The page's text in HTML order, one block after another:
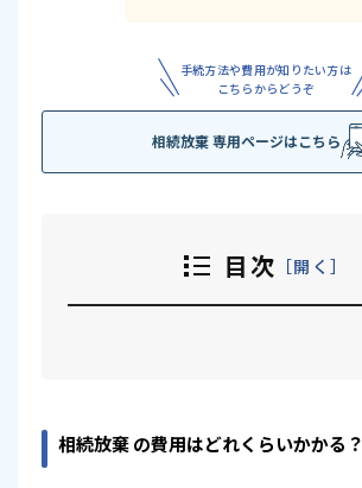
手続方法や費用が知りたい方は
こちらからどうぞ
相続放棄 専用ページはこちら
目次 開く
司法書士に依頼するメリットと費用相場
相続放棄 の費用はどれくらいかかる？